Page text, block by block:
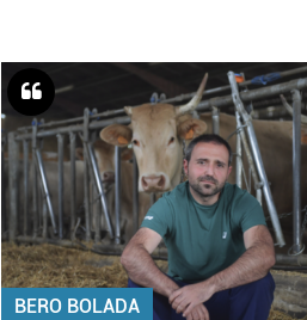
BERO BOLADA